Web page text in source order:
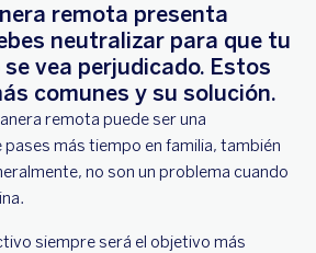
remota presenta
neutralizar para que tu
vea perjudicado. Estos
comunes y su solución.
remota puede ser una
más tiempo en familia, también
no son un problema cuando
siempre será el objetivo más